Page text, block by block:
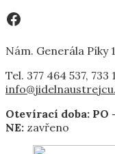
Facebook
Nám. Generála Píky
Tel. 377 464 537, 733
Otevírací doba: PO
NE: zavřeno